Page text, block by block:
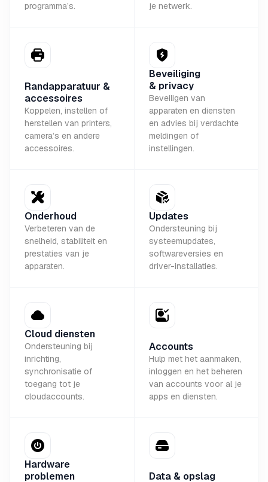
programma’s.
je netwerk.
Randapparatuur &
accessoires
Koppelen, instellen of
herstellen van printers,
camera’s en andere
accessoires.
Beveiliging
& privacy
Beveiligen van
apparaten en diensten
en advies bij verdachte
meldingen of
instellingen.
Onderhoud
Verbeteren van de
snelheid, stabiliteit en
prestaties van je
apparaten.
Updates
Ondersteuning bij
systeemupdates,
softwareversies en
driver-installaties.
Cloud diensten
Ondersteuning bij
inrichting,
synchronisatie of
toegang tot je
cloudaccounts.
Accounts
Hulp met het aanmaken,
inloggen en het beheren
van accounts voor al je
apps en diensten.
Hardware
problemen
Data & opslag